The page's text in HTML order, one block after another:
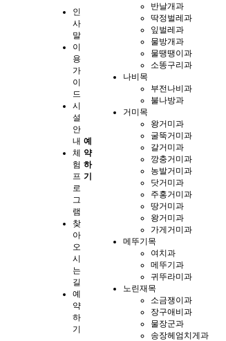
인
사
말
이
용
가
이
드
시
설
안
내
체
험
프
로
그
램
찾
아
오
시
는
길
예
약
하
기
예
약
하
기
반날개과
딱정벌레과
잎벌레과
물방개과
물땡땡이과
소똥구리과
나비목
부전나비과
불나방과
거미목
왕거미과
굴뚝거미과
갈거미과
깡충거미과
농발거미과
닷거미과
주홍거미과
땅거미과
왕거미과
가게거미과
메뚜기목
여치과
메뚜기과
귀뚜라미과
노린재목
소금쟁이과
장구애비과
물장군과
송장헤엄치게과